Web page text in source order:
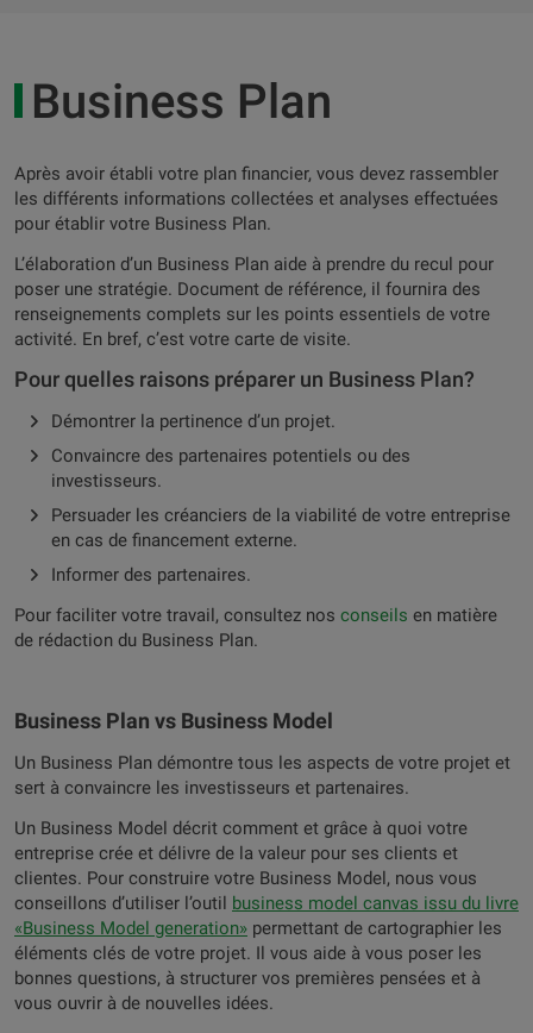
Business Plan
Après avoir établi votre plan financier, vous devez rassembler
les différents informations collectées et analyses effectuées
pour établir votre Business Plan.
L’élaboration d’un Business Plan aide à prendre du recul pour
poser une stratégie. Document de référence, il fournira des
renseignements complets sur les points essentiels de votre
activité. En bref, c’est votre carte de visite.
Pour quelles raisons préparer un Business Plan?
Démontrer la pertinence d’un projet.
Convaincre des partenaires potentiels ou des
investisseurs.
Persuader les créanciers de la viabilité de votre entreprise
en cas de financement externe.
Informer des partenaires.
Pour faciliter votre travail, consultez nos conseils en matière
de rédaction du Business Plan.
Business Plan vs Business Model
Un Business Plan démontre tous les aspects de votre projet et
sert à convaincre les investisseurs et partenaires.
Un Business Model décrit comment et grâce à quoi votre
entreprise crée et délivre de la valeur pour ses clients et
clientes. Pour construire votre Business Model, nous vous
conseillons d’utiliser l’outil business model canvas issu du livre
«Business Model generation» permettant de cartographier les
éléments clés de votre projet. Il vous aide à vous poser les
bonnes questions, à structurer vos premières pensées et à
vous ouvrir à de nouvelles idées.